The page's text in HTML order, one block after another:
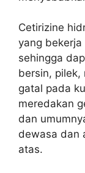
Cetirizine
yang
sehingga
bersin,
gatal pada
meredakan
dan
dewasa dan
atas.